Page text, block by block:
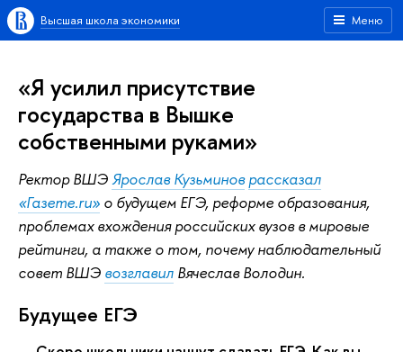
Меню
Высшая школа экономики
«Я усилил присутствие
государства в Вышке
собственными руками»
Ректор ВШЭ Ярослав Кузьминов рассказал
«Газете.ru» о будущем ЕГЭ, реформе образования,
проблемах вхождения российских вузов в мировые
рейтинги, а также о том, почему наблюдательный
совет ВШЭ возглавил Вячеслав Володин.
Будущее ЕГЭ